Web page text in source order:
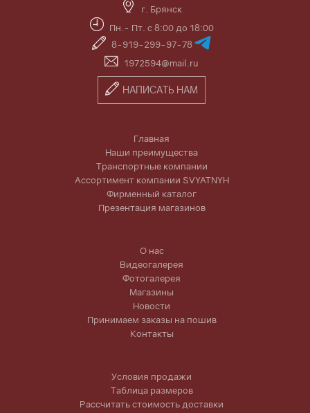
г. Брянск
Пн.- Пт. с 8:00 до 18:00
8-919-299-97-78
1972594@mail.ru
НАПИСАТЬ НАМ
Главная
Наши преимущества
Транспортные компании
Ассортимент компании SVYATNYH
Фирменный каталог
Презентация магазинов
О нас
Видеогалерея
Фотогалерея
Магазины
Новости
Принимаем заказы на пошив
Контакты
Условия продажи
Таблица размеров
Рассчитать стоимость доставки